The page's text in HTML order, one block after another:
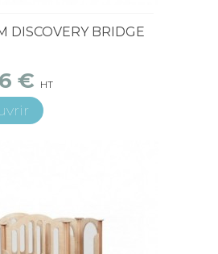
DISCOVERY BRIDGE
€ HT